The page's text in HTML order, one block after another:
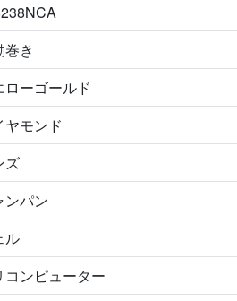
巻き
ローゴールド
ヤモンド
ズ
ンパン
ル
コンピューター